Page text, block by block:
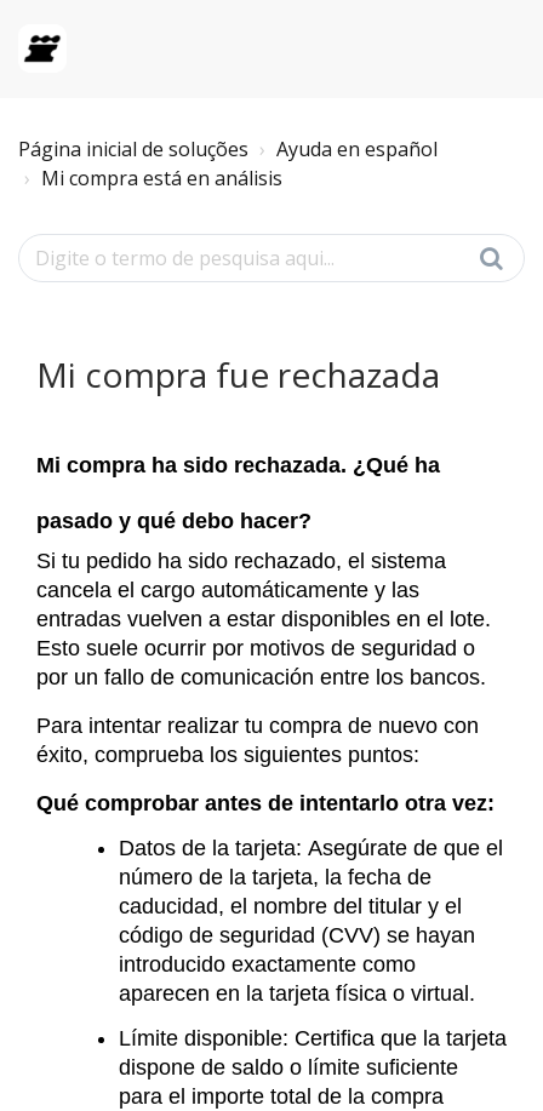
Página inicial de soluções
Ayuda en español
Mi compra está en análisis
Mi compra fue rechazada
Mi compra ha sido rechazada. ¿Qué ha
pasado y qué debo hacer?
Si tu pedido ha sido rechazado, el sistema
cancela el cargo automáticamente y las
entradas vuelven a estar disponibles en el lote.
Esto suele ocurrir por motivos de seguridad o
por un fallo de comunicación entre los bancos.
Para intentar realizar tu compra de nuevo con
éxito, comprueba los siguientes puntos:
Qué comprobar antes de intentarlo otra vez:
Datos de la tarjeta: Asegúrate de que el
número de la tarjeta, la fecha de
caducidad, el nombre del titular y el
código de seguridad (CVV) se hayan
introducido exactamente como
aparecen en la tarjeta física o virtual.
Límite disponible: Certifica que la tarjeta
dispone de saldo o límite suficiente
para el importe total de la compra